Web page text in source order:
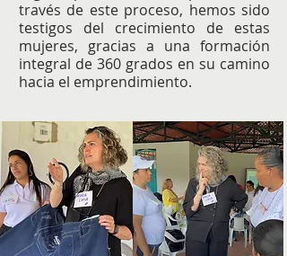
través de este proceso, hemos sido
testigos del crecimiento de estas
mujeres, gracias a una formación
integral de 360 grados en su camino
hacia el emprendimiento.